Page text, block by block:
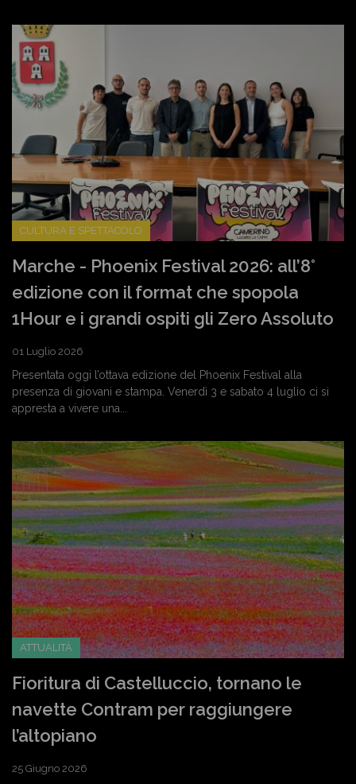
CULTURA E SPETTACOLO
Marche - Phoenix Festival 2026: all’8°
edizione con il format che spopola
1Hour e i grandi ospiti gli Zero Assoluto
01 Luglio 2026
Presentata oggi l’ottava edizione del Phoenix Festival alla
presenza di giovani e stampa. Venerdì 3 e sabato 4 luglio ci si
appresta a vivere una...
ATTUALITÀ
Fioritura di Castelluccio, tornano le
navette Contram per raggiungere
l’altopiano
25 Giugno 2026